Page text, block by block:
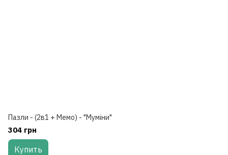
Пазли - (2в1 + Мемо) - "Муміни"
304 грн
Купить